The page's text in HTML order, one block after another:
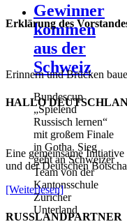
Gewinner
kommen
aus der
Schweiz
Bundescup
„Spielend
Russisch lernen“
mit großem Finale
in Gotha. Sieg
geht an Schweizer
Team von der
Kantonsschule
Züricher
Unterland
Erklärung des
Erinnern und Brücken
HALLO
Eine gemeinsame
und der Deutschen
[Weiterlesen]
RUSSLANDPARTNER